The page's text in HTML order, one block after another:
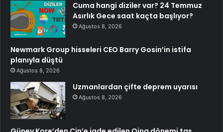
Cuma hangi diziler var? 24 Temmuz
Asırlık Gece saat kaçta başlıyor?
Ağustos 8, 2026
Newmark Group hisseleri CEO Barry Gosin’in istifa
planıyla düştü
Ağustos 8, 2026
Uzmanlardan çifte deprem uyarısı
Ağustos 8, 2026